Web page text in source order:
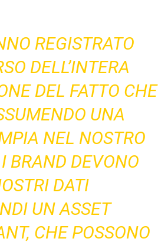
REGISTRATO
DELL’INTERA
DEL FATTO CHE
UNA
NEL NOSTRO
BRAND DEVONO
DATI
UN ASSET
CHE POSSONO